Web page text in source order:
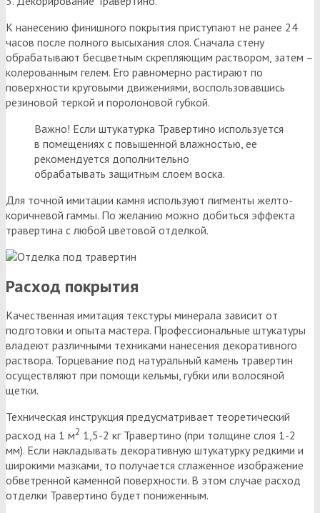
К нанесению финишного покрытия приступают не ранее 24
часов после полного высыхания слоя. Сначала стену
обрабатывают бесцветным скрепляющим раствором, затем –
колерованным гелем. Его равномерно растирают по
поверхности круговыми движениями, воспользовавшись
резиновой теркой и поролоновой губкой.
Важно! Если штукатурка Травертино используется
в помещениях с повышенной влажностью, ее
рекомендуется дополнительно
обрабатывать защитным слоем воска.
Для точной имитации камня используют пигменты желто-
коричневой гаммы. По желанию можно добиться эффекта
травертина с любой цветовой отделкой.
Расход покрытия
Качественная имитация текстуры минерала зависит от
подготовки и опыта мастера. Профессиональные штукатуры
владеют различными техниками нанесения декоративного
раствора. Торцевание под натуральный камень травертин
осуществляют при помощи кельмы, губки или волосяной
щетки.
Техническая инструкция предусматривает теоретический
расход на 1 м2 1,5-2 кг Травертино (при толщине слоя 1-2
мм). Если накладывать декоративную штукатурку редкими и
широкими мазками, то получается сглаженное изображение
обветренной каменной поверхности. В этом случае расход
отделки Травертино будет пониженным.